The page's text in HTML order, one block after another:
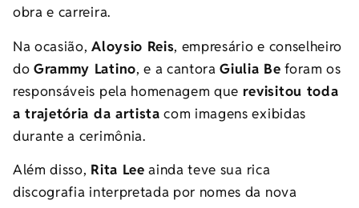
obra e carreira.
Na ocasião,Aloysio Reis, empresário e conselheiro
doGrammy Latino, e a cantoraGiulia Be foram os
responsáveis pela homenagem que revisitou toda
a trajetória da artista com imagens exibidas
durante a cerimônia.
Além disso, Rita Lee ainda teve sua rica
discografia interpretada por nomes da nova